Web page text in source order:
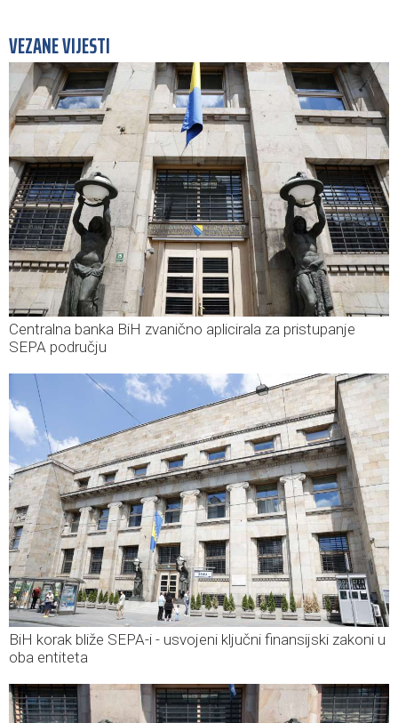
VEZANE VIJESTI
Centralna banka BiH zvanično aplicirala za pristupanje
SEPA području
BiH korak bliže SEPA-i - usvojeni ključni finansijski zakoni u
oba entiteta